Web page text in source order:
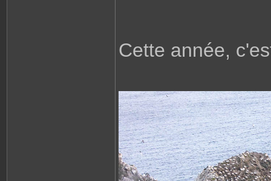
Cette année,